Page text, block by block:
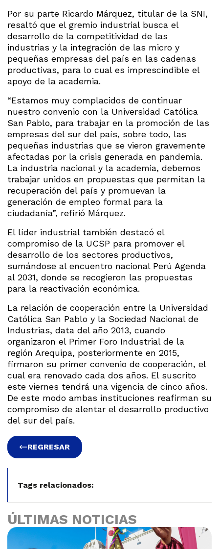
Por su parte Ricardo Márquez, titular de la SNI,
resaltó que el gremio industrial busca el
desarrollo de la competitividad de las
industrias y la integración de las micro y
pequeñas empresas del país en las cadenas
productivas, para lo cual es imprescindible el
apoyo de la academia.
“Estamos muy complacidos de continuar
nuestro convenio con la Universidad Católica
San Pablo, para trabajar en la promoción de las
empresas del sur del país, sobre todo, las
pequeñas industrias que se vieron gravemente
afectadas por la crisis generada en pandemia.
La industria nacional y la academia, debemos
trabajar unidos en propuestas que permitan la
recuperación del país y promuevan la
generación de empleo formal para la
ciudadanía”, refirió Márquez.
El líder industrial también destacó el
compromiso de la UCSP para promover el
desarrollo de los sectores productivos,
sumándose al encuentro nacional Perú Agenda
al 2031, donde se recogieron las propuestas
para la reactivación económica.
La relación de cooperación entre la Universidad
Católica San Pablo y la Sociedad Nacional de
Industrias, data del año 2013, cuando
organizaron el Primer Foro Industrial de la
región Arequipa, posteriormente en 2015,
firmaron su primer convenio de cooperación, el
cual era renovado cada dos años. El suscrito
este viernes tendrá una vigencia de cinco años.
De este modo ambas instituciones reafirman su
compromiso de alentar el desarrollo productivo
del sur del país.
REGRESAR
Tags relacionados:
ÚLTIMAS NOTICIAS